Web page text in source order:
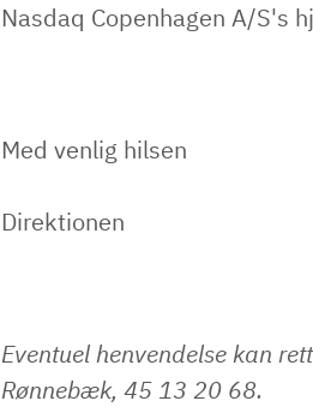
Nasdaq Copenhagen A/S's
Med venlig hilsen
Direktionen
Eventuel henvendelse kan
Rønnebæk, 45 13 20 68.